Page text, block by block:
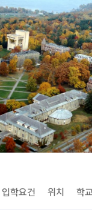
입학요건 위치 학